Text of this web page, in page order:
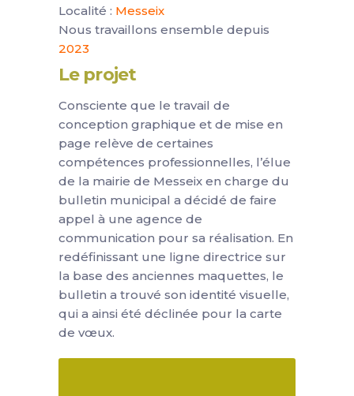
Localité : Messeix
Nous travaillons ensemble depuis
2023
Le projet
Consciente que le travail de
conception graphique et de mise en
page relève de certaines
compétences professionnelles, l’élue
de la mairie de Messeix en charge du
bulletin municipal a décidé de faire
appel à une agence de
communication pour sa réalisation. En
redéfinissant une ligne directrice sur
la base des anciennes maquettes, le
bulletin a trouvé son identité visuelle,
qui a ainsi été déclinée pour la carte
de vœux.